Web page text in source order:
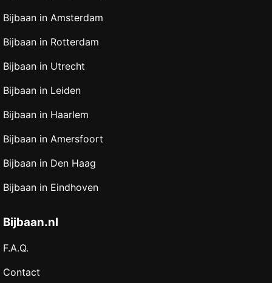
Bijbaan in Amsterdam
Bijbaan in Rotterdam
Bijbaan in Utrecht
Bijbaan in Leiden
Bijbaan in Haarlem
Bijbaan in Amersfoort
Bijbaan in Den Haag
Bijbaan in Eindhoven
Bijbaan.nl
F.A.Q.
Contact